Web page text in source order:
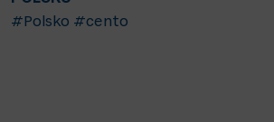
#Polsko #cento